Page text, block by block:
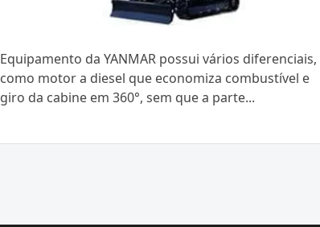
Equipamento da YANMAR possui vários diferenciais,
como motor a diesel que economiza combustível e
giro da cabine em 360°, sem que a parte...